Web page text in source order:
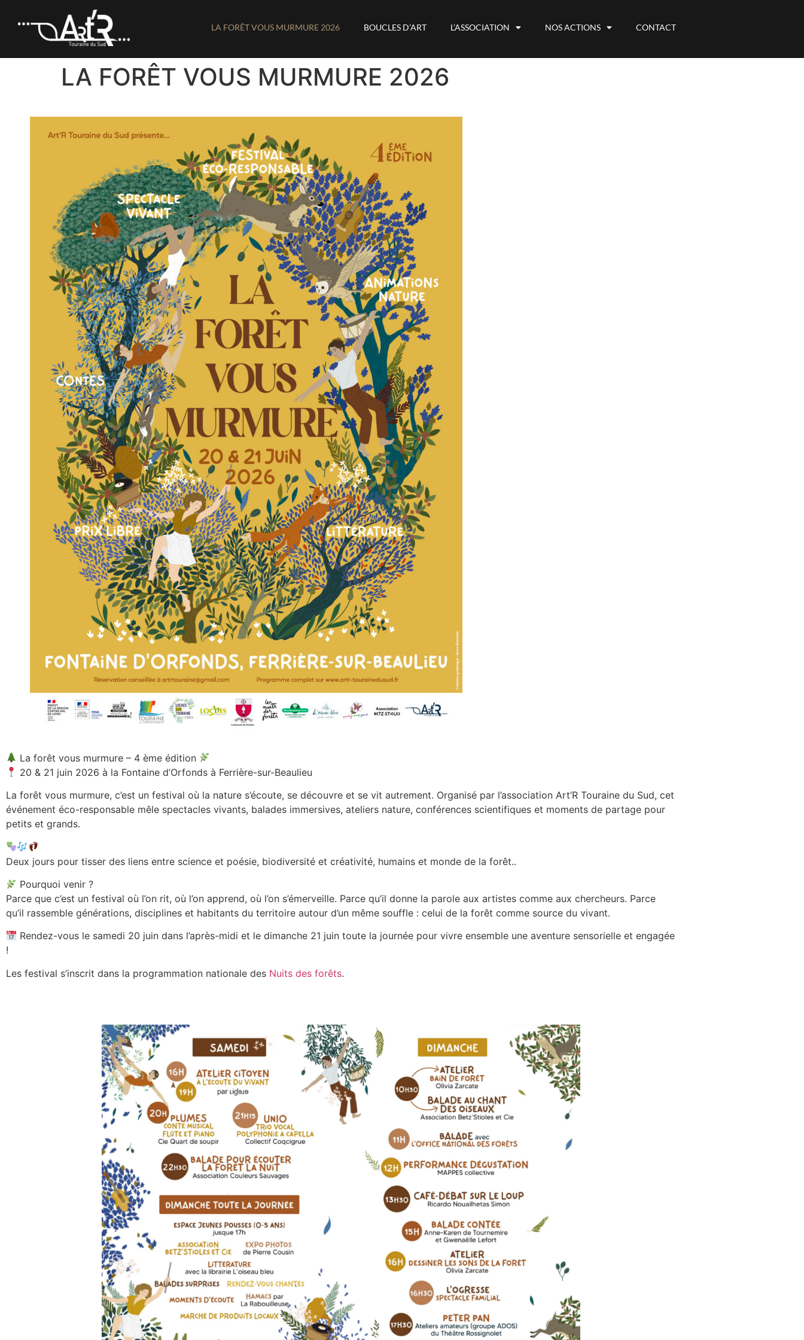
LA FORÊT VOUS MURMURE 2026 BOUCLES D’ART L’ASSOCIATION NOS ACTIONS CONTACT
LA FORÊT VOUS MURMURE 2026
La forêt vous murmure – 4 ème édition
20 & 21 juin 2026 à la Fontaine d’Orfonds à Ferrière-sur-Beaulieu
La forêt vous murmure, c’est un festival où la nature s’écoute, se découvre et se vit autrement. Organisé par l’association Art’R Touraine du Sud, cet
événement éco-responsable mêle spectacles vivants, balades immersives, ateliers nature, conférences scientifiques et moments de partage pour
petits et grands.
Deux jours pour tisser des liens entre science et poésie, biodiversité et créativité, humains et monde de la forêt..
Pourquoi venir ?
Parce que c’est un festival où l’on rit, où l’on apprend, où l’on s’émerveille. Parce qu’il donne la parole aux artistes comme aux chercheurs. Parce
qu’il rassemble générations, disciplines et habitants du territoire autour d’un même souffle : celui de la forêt comme source du vivant.
Rendez-vous le samedi 20 juin dans l’après-midi et le dimanche 21 juin toute la journée pour vivre ensemble une aventure sensorielle et engagée
!
Les festival s’inscrit dans la programmation nationale des Nuits des forêts.